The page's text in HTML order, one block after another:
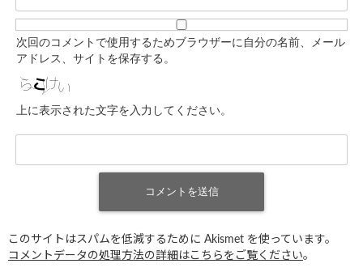
次回のコメントで使用するためブラウザーに自分の名前、メール
アドレス、サイトを保存する。
上に表示された文字を入力してください。
このサイトはスパムを低減するために Akismet を使っています。
コメントデータの処理方法の詳細はこちらをご覧ください。